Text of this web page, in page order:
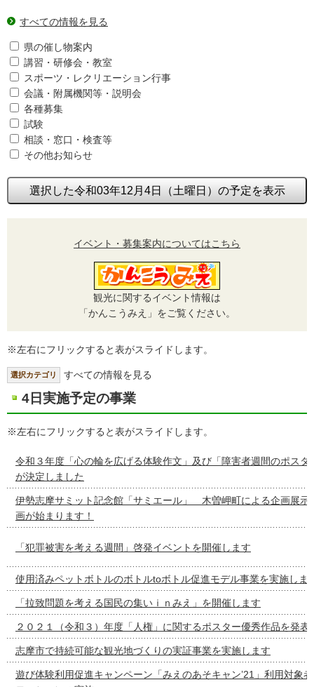
すべての情報を見る
県の催し物案内
講習・研修会・教室
スポーツ・レクリエーション行事
会議・附属機関等・説明会
各種募集
試験
相談・窓口・検査等
その他お知らせ
選択した令和03年12月4日（土曜日）の予定を表示
イベント・募集案内についてはこちら
観光に関するイベント情報は
「かんこうみえ」をご覧ください。
※左右にフリックすると表がスライドします。
選択カテゴリ すべての情報を見る
4日実施予定の事業
※左右にフリックすると表がスライドします。
令和３年度「心の輪を広げる体験作文」及び「障害者週間のポスタ
が決定しました
伊勢志摩サミット記念館「サミエール」 木曽岬町による企画展示
画が始まります！
「犯罪被害を考える週間」啓発イベントを開催します
使用済みペットボトルのボトルtoボトル促進モデル事業を実施しま
「拉致問題を考える国民の集いｉｎみえ」を開催します
２０２１（令和３）年度「人権」に関するポスター優秀作品を発表
志摩市で持続可能な観光地づくりの実証事業を実施します
遊び体験利用促進キャンペーン「みえのあそキャン’21」利用対象